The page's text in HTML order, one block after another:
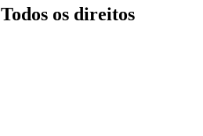
Todos os direitos